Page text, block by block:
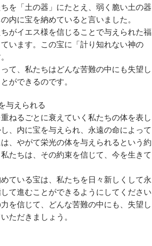
を「土の器」にたとえ、弱く脆い土の器
内に宝を納めていると言いました。
ちがイエス様を信じることで与えられた福
います。この宝に「計り知れない神の
て、私たちはどんな苦難の中にも失望し
ができるのです。
与えられる
ねるごとに衰えていく私たちの体を表し
、内に宝を与えられ、永遠の命によって
、やがて栄光の体を与えられるという約
たちは、その約束を信じて、今を生きて
ている宝は、私たちを日々新しくして永
て進むことができるようにしてください
を信じて、どんな苦難の中にも、失望し
ただきましょう。